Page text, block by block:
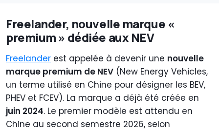
Freelander, nouvelle marque «
premium » dédiée aux NEV
Freelander est appelée à devenir une nouvelle
marque premium de NEV (New Energy Vehicles,
un terme utilisé en Chine pour désigner les BEV,
PHEV et FCEV). La marque a déjà été créée en
juin 2024. Le premier modèle est attendu en
Chine au second semestre 2026, selon